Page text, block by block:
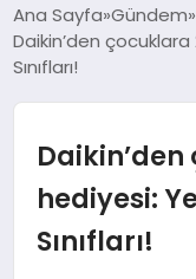
GÜNDEM
DÜNYA
EĞITIM
Ana Sayfa Gündem
Daikin’den
Sınıfları!
hediyesi:
Sınıfları!